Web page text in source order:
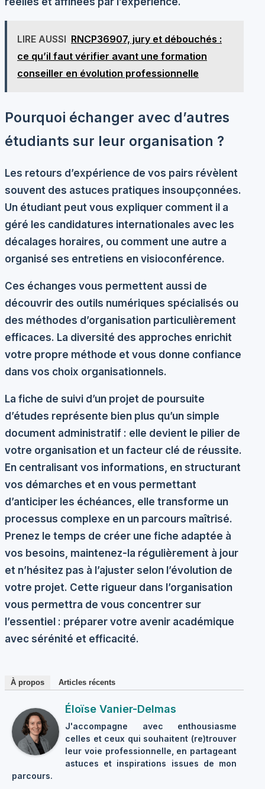
LIRE AUSSI RNCP36907, jury et débouchés :
ce qu’il faut vérifier avant une formation
conseiller en évolution professionnelle
Pourquoi échanger avec d’autres
étudiants sur leur organisation ?
Les retours d’expérience de vos pairs révèlent
souvent des astuces pratiques insoupçonnées.
Un étudiant peut vous expliquer comment il a
géré les candidatures internationales avec les
décalages horaires, ou comment une autre a
organisé ses entretiens en visioconférence.
Ces échanges vous permettent aussi de
découvrir des outils numériques spécialisés ou
des méthodes d’organisation particulièrement
efficaces. La diversité des approches enrichit
votre propre méthode et vous donne confiance
dans vos choix organisationnels.
La fiche de suivi d’un projet de poursuite
d’études représente bien plus qu’un simple
document administratif : elle devient le pilier de
votre organisation et un facteur clé de réussite.
En centralisant vos informations, en structurant
vos démarches et en vous permettant
d’anticiper les échéances, elle transforme un
processus complexe en un parcours maîtrisé.
Prenez le temps de créer une fiche adaptée à
vos besoins, maintenez-la régulièrement à jour
et n’hésitez pas à l’ajuster selon l’évolution de
votre projet. Cette rigueur dans l’organisation
vous permettra de vous concentrer sur
l’essentiel : préparer votre avenir académique
avec sérénité et efficacité.
À propos Articles récents
Éloïse Vanier-Delmas
J'accompagne avec enthousiasme
celles et ceux qui souhaitent (re)trouver
leur voie professionnelle, en partageant
astuces et inspirations issues de mon
parcours.